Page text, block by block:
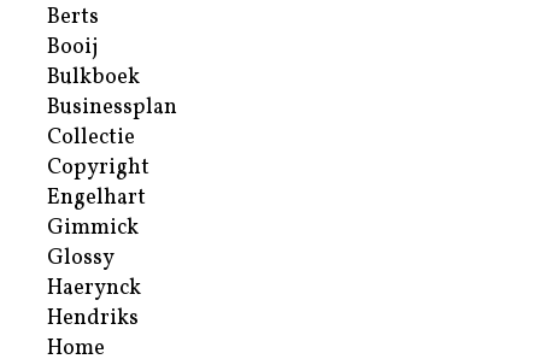
Berts
Booij
Bulkboek
Businessplan
Collectie
Copyright
Engelhart
Gimmick
Glossy
Haerynck
Hendriks
Home